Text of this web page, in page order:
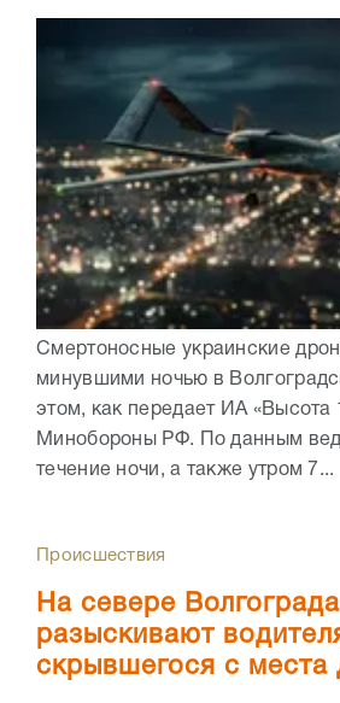
Смертоносные украинские
минувшими ночью в
этом, как передает ИА «Высота
Минобороны РФ. По данным
течение ночи, а также утром 7...
Происшествия
На севере Волгограда
разыскивают
скрывшегося с места